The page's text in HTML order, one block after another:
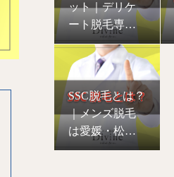
ット｜デリケ
ート脱毛専門
愛媛松山Divine
SSC脱毛とは？
｜メンズ脱毛
は愛媛・松山
のDivineへ